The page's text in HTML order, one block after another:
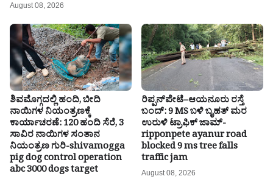
August 08, 2026
ಶಿವಮೊಗ್ಗದಲ್ಲಿ ಹಂದಿ, ಬೀದಿ
ನಾಯಿಗಳ ನಿಯಂತ್ರಣಕ್ಕೆ
ಕಾರ್ಯಾಚರಣೆ: 120 ಹಂದಿ ಸೆರೆ, 3
ಸಾವಿರ ನಾಯಿಗಳ ಸಂತಾನ
ನಿಯಂತ್ರಣ ಗುರಿ-shivamogga
pig dog control operation
abc 3000 dogs target
ರಿಪ್ಪನ್‌ಪೇಟೆ–ಆಯನೂರು ರಸ್ತೆ
ಬಂದ್: 9 MS ಬಳಿ ಬೃಹತ್ ಮರ
ಉರುಳಿ ಟ್ರಾಫಿಕ್ ಜಾಮ್-
ripponpete ayanur road
blocked 9 ms tree falls
traffic jam
August 08, 2026